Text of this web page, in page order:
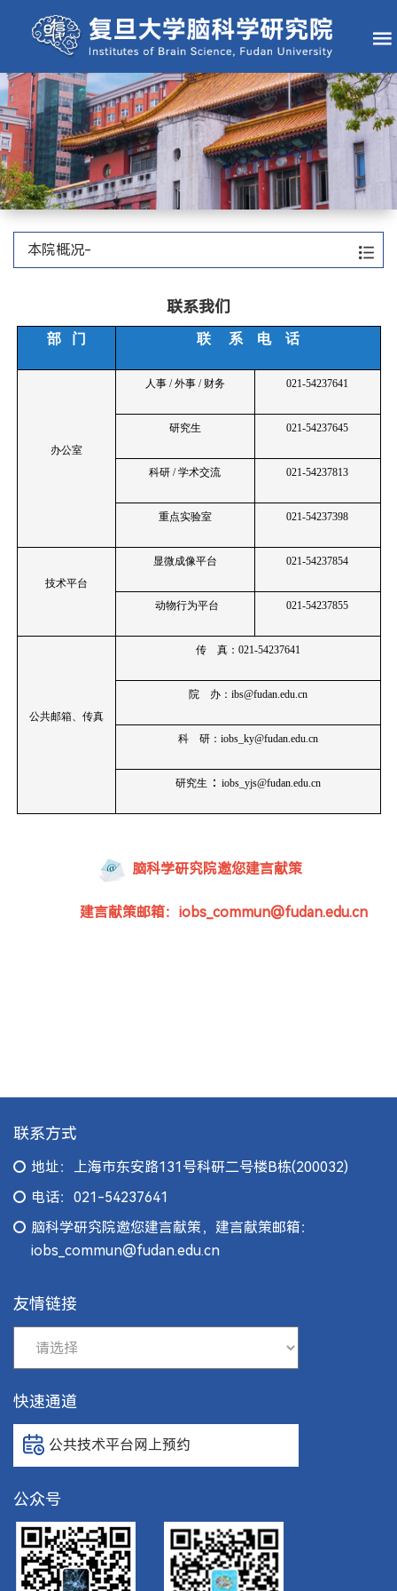
本院概况-
联系我们
部 门 联 系 电 话
办公室
人事/外事/ 财务 021-54237641
研究生 021-54237645
科研 / 学术交流 021-54237813
重点实验室 021-54237398
技术平台
显微成像平台 021-54237854
动物行为平台 021-54237855
公共邮箱、传真
传 真： 021-54237641
院 办： ibs@fudan.edu.cn
科 研： iobs_ky@fudan.edu.cn
研究生 ： iobs_yjs@fudan.edu.cn
脑科学研究院邀您建言献策
建言献策邮箱：iobs_commun@fudan.edu.cn
联系方式
地址：上海市东安路131号科研二号楼B栋(200032)
电话：021-54237641
脑科学研究院邀您建言献策，建言献策邮箱：
iobs_commun@fudan.edu.cn
友情链接
快速通道
公共技术平台网上预约
公众号